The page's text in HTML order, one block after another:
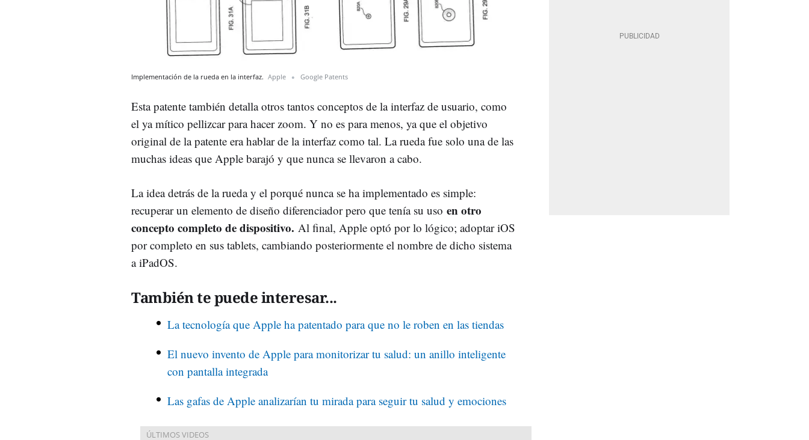
Implementación de la rueda en la interfaz. Apple Google Patents
Esta patente también detalla otros tantos conceptos de la interfaz de usuario, como
el ya mítico pellizcar para hacer zoom. Y no es para menos, ya que el objetivo
original de la patente era hablar de la interfaz como tal. La rueda fue solo una de las
muchas ideas que Apple barajó y que nunca se llevaron a cabo.
La idea detrás de la rueda y el porqué nunca se ha implementado es simple:
recuperar un elemento de diseño diferenciador pero que tenía su uso en otro
concepto completo de dispositivo. Al final, Apple optó por lo lógico; adoptar iOS
por completo en sus tablets, cambiando posteriormente el nombre de dicho sistema
a iPadOS.
También te puede interesar...
La tecnología que Apple ha patentado para que no le roben en las tiendas
El nuevo invento de Apple para monitorizar tu salud: un anillo inteligente
con pantalla integrada
Las gafas de Apple analizarían tu mirada para seguir tu salud y emociones